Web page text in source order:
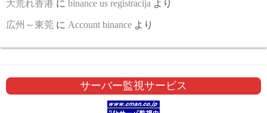
大荒れ香港 に binance us registracija より
広州～東莞 に Account binance より
サーバー監視サービス